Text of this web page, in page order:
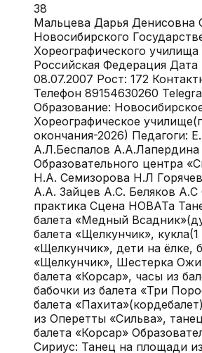
38
Мальцева Дарья Денисовна
Новосибирского
Хореографического
Российская Федерация
08.07.2007 Рост: 172
Телефон 89154630260
Образование:
Хореографическое
окончания-2026) Педагоги:
А.Л.Беспалов А.А.Лапердина
Образовательного центра
Н.А. Семизорова Н.Л
А.А. Зайцев А.С. Беляков А.С
практика Сцена НОВАТа
балета «Медный
балета «Щелкунчик», кукла(1
«Щелкунчик», дети на ёлке,
«Щелкунчик», Шестерка
балета «Корсар», часы из
бабочки из балета «Три
балета
из Оперетты «Сильва»,
балета «Корсар»
Сириус: Танец на площади